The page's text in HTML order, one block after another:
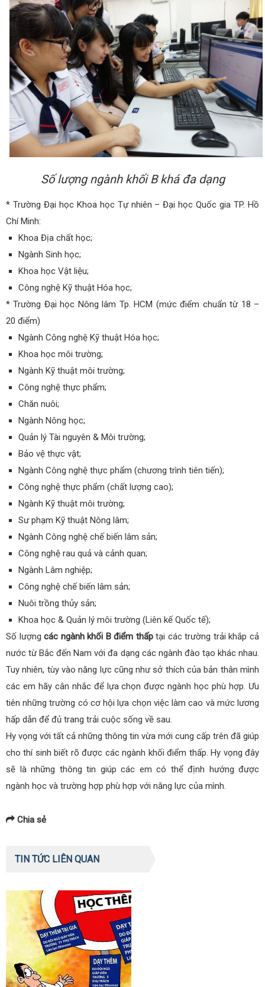
Số lượng ngành khối B khá đa dạng
* Trường Đại học Khoa học Tự nhiên – Đại học Quốc gia TP. Hồ
Chí Minh:
Khoa Địa chất học;
Ngành Sinh học;
Khoa học Vật liệu;
Công nghệ Kỹ thuật Hóa học;
* Trường Đại học Nông lâm Tp. HCM (mức điểm chuẩn từ 18 –
20 điểm)
Ngành Công nghệ Kỹ thuật Hóa học;
Khoa học môi trường;
Ngành Kỹ thuật môi trường;
Công nghệ thực phẩm;
Chăn nuôi;
Ngành Nông học;
Quản lý Tài nguyên & Môi trường;
Bảo vệ thực vật;
Ngành Công nghệ thực phẩm (chương trình tiên tiến);
Công nghệ thực phẩm (chất lượng cao);
Ngành Kỹ thuật môi trường;
Sư phạm Kỹ thuật Nông lâm;
Ngành Công nghệ chế biến lâm sản;
Công nghệ rau quả và cảnh quan;
Ngành Lâm nghiệp;
Công nghệ chế biến lâm sản;
Nuôi trồng thủy sản;
Khoa học & Quản lý môi trường (Liên kế Quốc tế);
Số lượngcác ngành khối B điểm thấptại các trường trải khắp cả
nước từ Bắc đến Nam với đa dạng các ngành đào tạo khác nhau.
Tuy nhiên, tùy vào năng lực cũng như sở thích của bản thân mình
các em hãy cân nhắc để lựa chọn được ngành học phù hợp. Ưu
tiên những trường có cơ hội lựa chọn việc làm cao và mức lương
hấp dẫn để đủ trang trải cuộc sống về sau.
Hy vọng với tất cả những thông tin vừa mới cung cấp trên đã giúp
cho thí sinh biết rõ được các ngành khối điểm thấp. Hy vọng đây
sẽ là những thông tin giúp các em có thể định hướng được
ngành học và trường hợp phù hợp với năng lực của mình.
Chia sẻ
TIN TỨC LIÊN QUAN